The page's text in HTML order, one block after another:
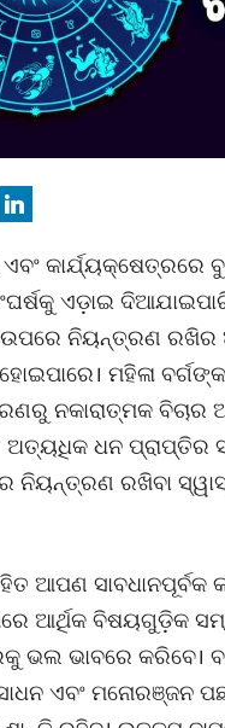
କାର୍ଯ୍ୟକ୍ଷେତ୍ରରେ
ଏଡ଼ାଇ
ଉପରେ ନିୟନ୍ତ୍ରଣ ରଖିର
ମହିଳା
ନକାରାତ୍ମକ
ଧନ ପ୍ରାପ୍ତିର
ନିୟନ୍ତ୍ରଣ ରଖିବା
ଆପଣ ସାବଧାନପୂର୍ବକ
ଆର୍ଥିକ ବିଷୟଗୁଡ଼ିକ
ଭଲ ଭାବରେ
ଏବଂ ମନୋରଞ୍ଜନ